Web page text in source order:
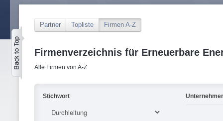
Partner Topliste Firmen A-Z
Firmenverzeichnis für Erneuerbare
Alle Firmen von A-Z
Stichwort